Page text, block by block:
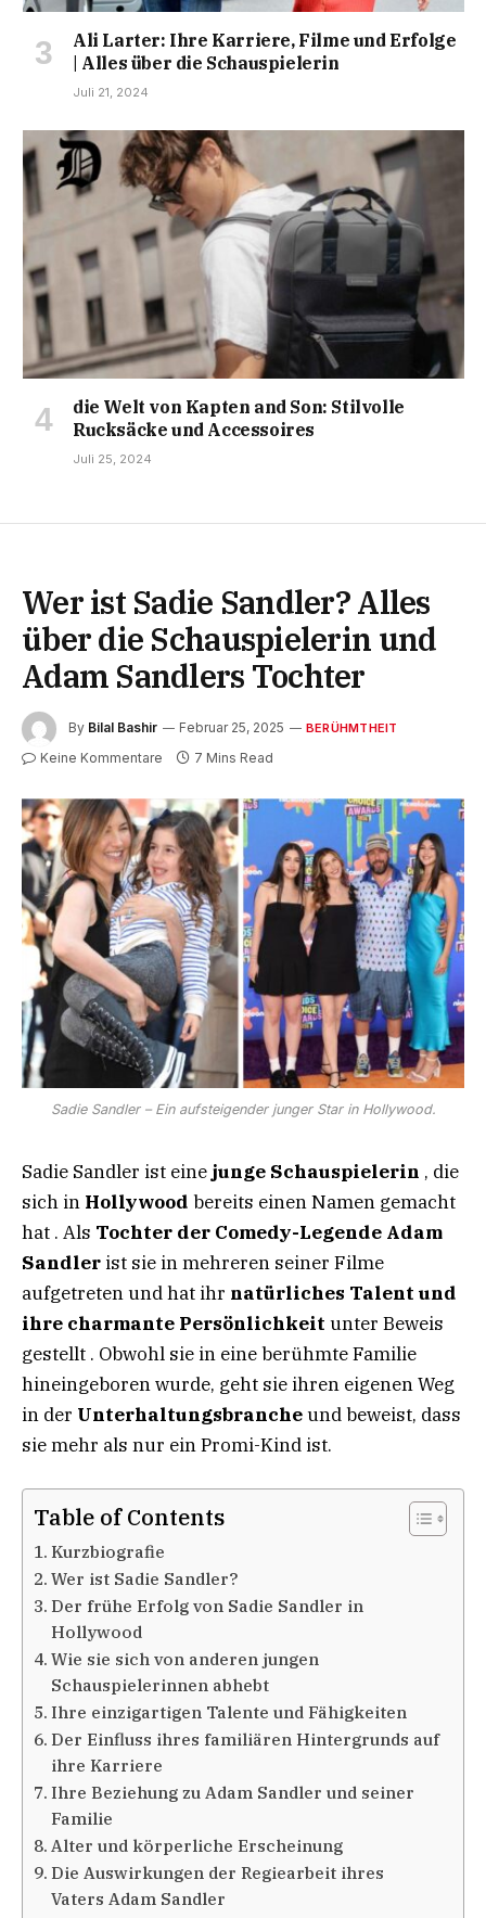
Ali Larter: Ihre Karriere, Filme und Erfolge
| Alles über die Schauspielerin
Juli 21, 2024
die Welt von Kapten and Son: Stilvolle
Rucksäcke und Accessoires
Juli 25, 2024
Wer ist Sadie Sandler? Alles
über die Schauspielerin und
Adam Sandlers Tochter
By Bilal Bashir Februar 25, 2025 BERÜHMTHEIT
Keine Kommentare 7 Mins Read
Sadie Sandler – Ein aufsteigender junger Star in Hollywood.
Sadie Sandler ist eine junge Schauspielerin , die
sich in Hollywood bereits einen Namen gemacht
hat . Als Tochter der Comedy-Legende Adam
Sandler ist sie in mehreren seiner Filme
aufgetreten und hat ihr natürliches Talent und
ihre charmante Persönlichkeit unter Beweis
gestellt . Obwohl sie in eine berühmte Familie
hineingeboren wurde, geht sie ihren eigenen Weg
in der Unterhaltungsbrancheund beweist, dass
sie mehr als nur ein Promi-Kind ist.
Table of Contents
Kurzbiografie
Wer ist Sadie Sandler?
Der frühe Erfolg von Sadie Sandler in
Hollywood
Wie sie sich von anderen jungen
Schauspielerinnen abhebt
Ihre einzigartigen Talente und Fähigkeiten
Der Einfluss ihres familiären Hintergrunds auf
ihre Karriere
Ihre Beziehung zu Adam Sandler und seiner
Familie
Alter und körperliche Erscheinung
Die Auswirkungen der Regiearbeit ihres
Vaters Adam Sandler